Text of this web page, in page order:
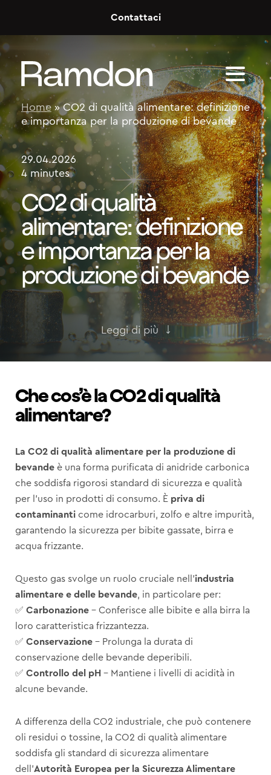
Contattaci
Home»CO2 di qualità alimentare: definizione
e importanza per la produzione di bevande
29.04.2026
4 minutes
CO2 di qualità
alimentare: definizione
e importanza per la
produzione di bevande
Leggi di più
Che cos’è la CO2 di qualità
alimentare?
La CO2 di qualità alimentare per la produzione di
bevandeè una forma purificata di anidride carbonica
che soddisfa rigorosi standard di sicurezza e qualità
per l’uso in prodotti di consumo. È priva di
contaminanticome idrocarburi, zolfo e altre impurità,
garantendo la sicurezza per bibite gassate, birra e
acqua frizzante.
Questo gas svolge un ruolo cruciale nell’industria
alimentare e delle bevande, in particolare per:
✅ Carbonazione– Conferisce alle bibite e alla birra la
loro caratteristica frizzantezza.
✅ Conservazione– Prolunga la durata di
conservazione delle bevande deperibili.
✅ Controllo del pH – Mantiene i livelli di acidità in
alcune bevande.
A differenza della CO2 industriale, che può contenere
oli residui o tossine, la CO2 di qualità alimentare
soddisfa gli standard di sicurezza alimentare
dell’Autorità Europea per la Sicurezza Alimentare